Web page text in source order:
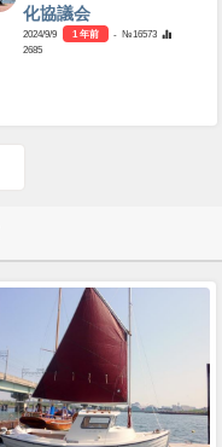
化協議会
2024/9/9 1 年前
- №16573
2685